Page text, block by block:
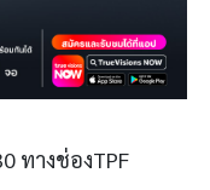
ทางช่องTPF